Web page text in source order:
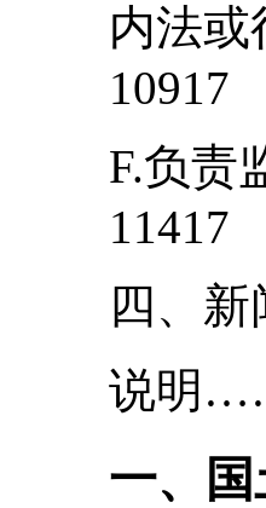
内法
10917
F.负责
11417
四、新
说明
一、